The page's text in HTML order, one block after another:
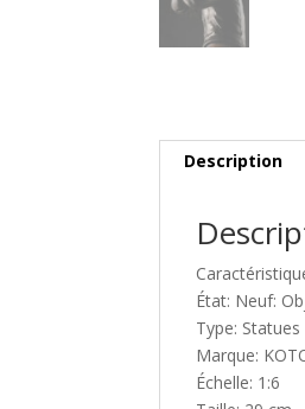
Description
État: Neuf:
Type: Statues
Marque:
Échelle: 1:6